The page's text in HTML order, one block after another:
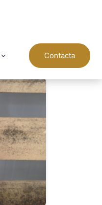
Contacta